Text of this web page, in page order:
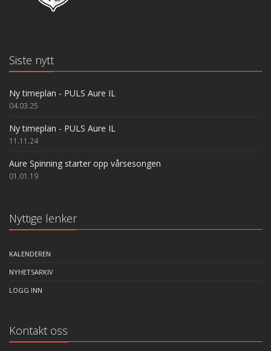
Siste nytt
Ny timeplan - PULS Aure IL
04.03.25
Ny timeplan - PULS Aure IL
11.11.24
Aure Spinning starter opp vårsesongen
01.01.19
Nyttige lenker
KALENDEREN
NYHETSARKIV
LOGG INN
Kontakt oss